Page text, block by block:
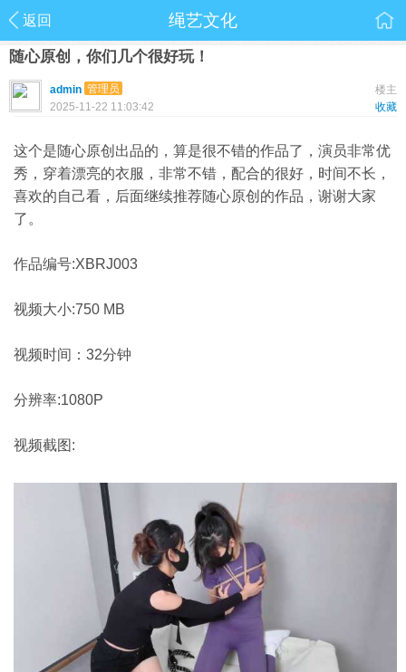
返回 绳艺文化
随心原创，你们几个很好玩！
楼主
admin 管理员
收藏
2025-11-22 11:03:42
这个是随心原创出品的，算是很不错的作品了，演员非常优
秀，穿着漂亮的衣服，非常不错，配合的很好，时间不长，
喜欢的自己看，后面继续推荐随心原创的作品，谢谢大家
了。
作品编号:XBRJ003
视频大小:750 MB
视频时间：32分钟
分辨率:1080P
视频截图: